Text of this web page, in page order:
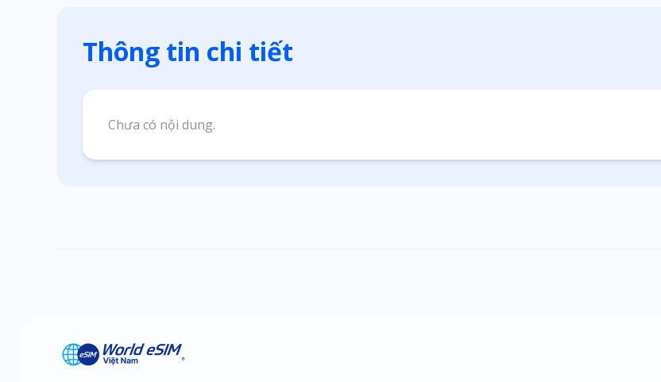
Thông tin chi tiết
Chưa có nội dung.